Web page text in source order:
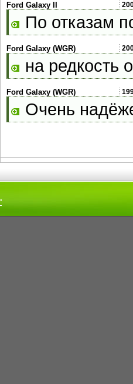
Ford Galaxy II
По отказам
Ford Galaxy (WGR)
на редкость
Ford Galaxy (WGR)
Очень